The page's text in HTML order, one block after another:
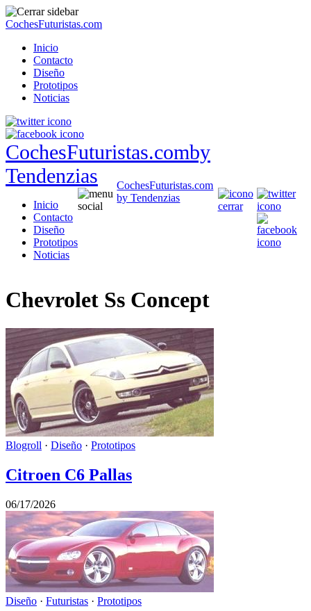
CochesFuturistas.com
Inicio
Contacto
Diseño
Prototipos
Noticias
CochesFuturistas.comby
Tendenzias
Inicio
Contacto
Diseño
Prototipos
Noticias
CochesFuturistas.com
by Tendenzias
Chevrolet Ss Concept
Blogroll · Diseño · Prototipos
Citroen C6 Pallas
06/17/2026
Diseño · Futuristas · Prototipos